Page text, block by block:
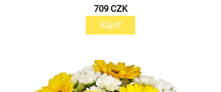
709 CZK
Kúpiť